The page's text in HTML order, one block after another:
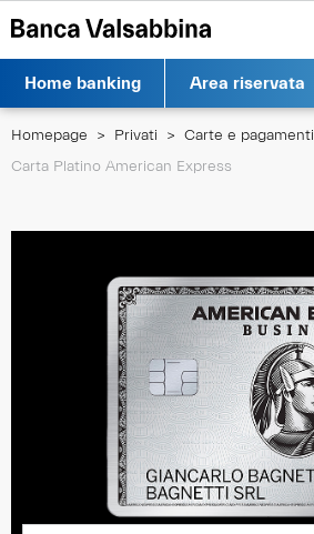
Vai al contenuto
Home banking Area riservata
Homepage Privati Carte e pagamenti
Carta Platino American Express